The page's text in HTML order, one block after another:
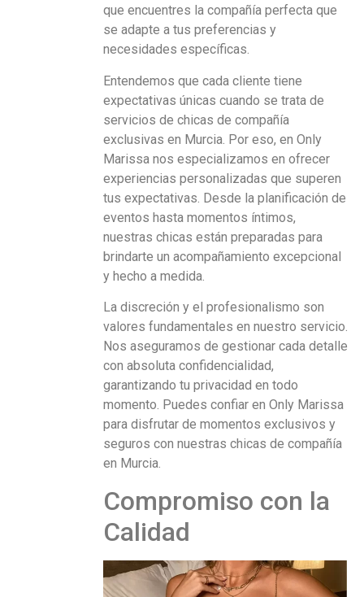
que encuentres la compañía perfecta que
se adapte a tus preferencias y
necesidades específicas.
Entendemos que cada cliente tiene
expectativas únicas cuando se trata de
servicios de chicas de compañía
exclusivas en Murcia. Por eso, en Only
Marissa nos especializamos en ofrecer
experiencias personalizadas que superen
tus expectativas. Desde la planificación de
eventos hasta momentos íntimos,
nuestras chicas están preparadas para
brindarte un acompañamiento excepcional
y hecho a medida.
La discreción y el profesionalismo son
valores fundamentales en nuestro servicio.
Nos aseguramos de gestionar cada detalle
con absoluta confidencialidad,
garantizando tu privacidad en todo
momento. Puedes confiar en Only Marissa
para disfrutar de momentos exclusivos y
seguros con nuestras chicas de compañía
en Murcia.
Compromiso con la
Calidad